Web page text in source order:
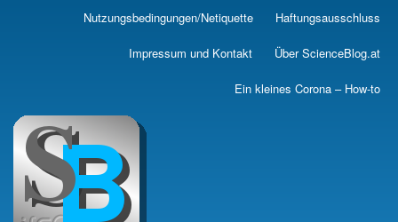
Skip
main
Nutzungsbedingungen/Netiquette Haftungsausschluss
Impressum und Kontakt Über ScienceBlog.at
Ein kleines Corona – How-to